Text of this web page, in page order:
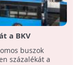
a BKV
buszok
százalékát a